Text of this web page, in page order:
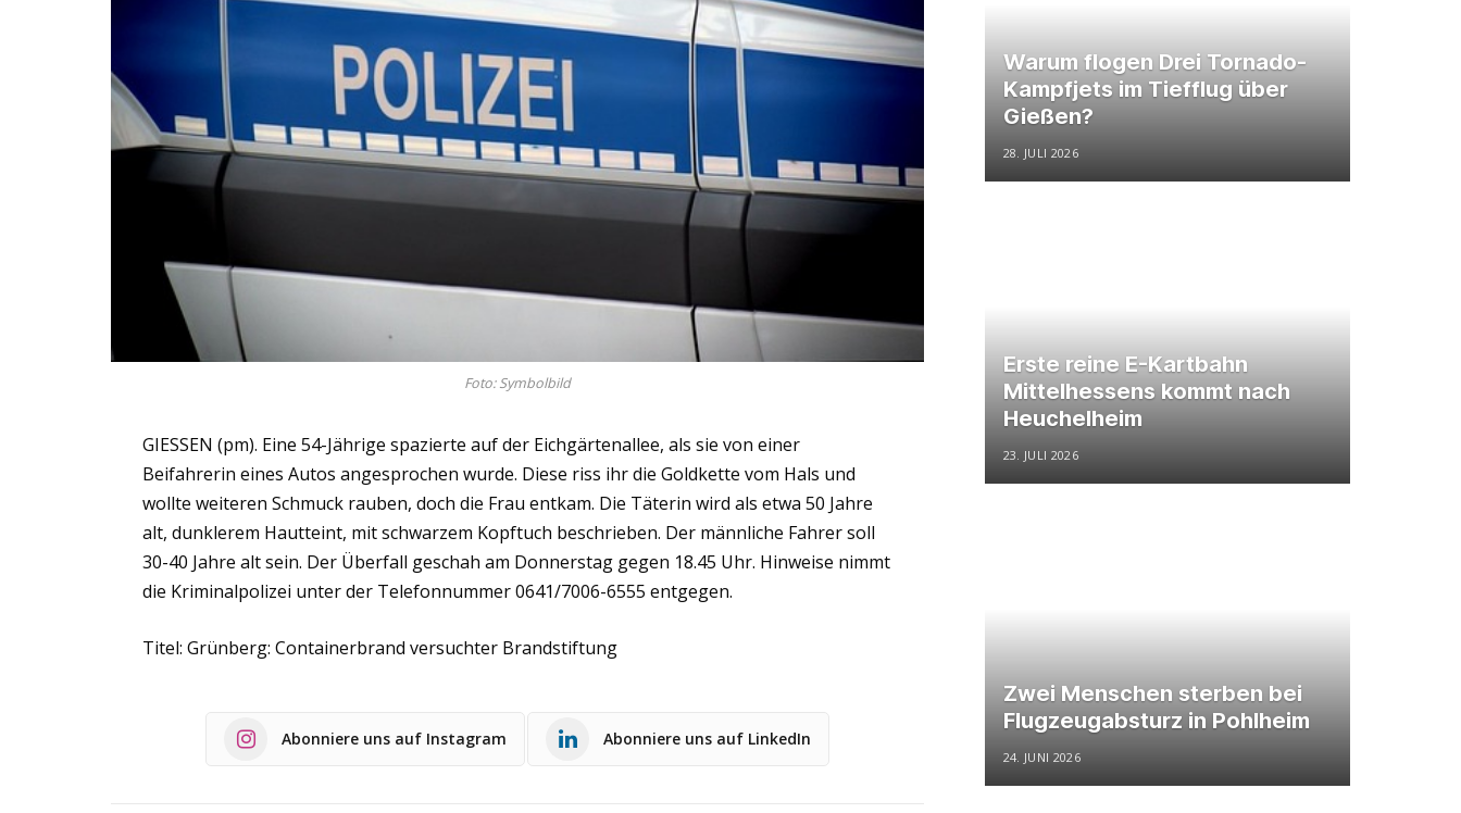
Foto: Symbolbild
GIESSEN (pm). Eine 54-Jährige spazierte auf der Eichgärtenallee, als sie von einer
Beifahrerin eines Autos angesprochen wurde. Diese riss ihr die Goldkette vom Hals und
wollte weiteren Schmuck rauben, doch die Frau entkam. Die Täterin wird als etwa 50 Jahre
alt, dunklerem Hautteint, mit schwarzem Kopftuch beschrieben. Der männliche Fahrer soll
30-40 Jahre alt sein. Der Überfall geschah am Donnerstag gegen 18.45 Uhr. Hinweise nimmt
die Kriminalpolizei unter der Telefonnummer 0641/7006-6555 entgegen.
Titel: Grünberg: Containerbrand versuchter Brandstiftung
Abonniere uns auf Instagram Abonniere uns auf LinkedIn
Warum flogen Drei Tornado-
Kampfjets im Tiefflug über
Gießen?
28. JULI 2026
Erste reine E-Kartbahn
Mittelhessens kommt nach
Heuchelheim
23. JULI 2026
Zwei Menschen sterben bei
Flugzeugabsturz in Pohlheim
24. JUNI 2026